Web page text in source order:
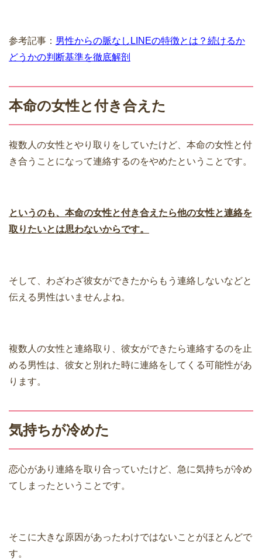
参考記事： 男性からの脈なしLINEの特徴とは？続けるか
どうかの判断基準を徹底解剖
本命の女性と付き合えた
複数人の女性とやり取りをしていたけど、本命の女性と付
き合うことになって連絡するのをやめたということです。
というのも、本命の女性と付き合えたら他の女性と連絡を
取りたいとは思わないからです。
そして、わざわざ彼女ができたからもう連絡しないなどと
伝える男性はいませんよね。
複数人の女性と連絡取り、彼女ができたら連絡するのを止
める男性は、彼女と別れた時に連絡をしてくる可能性があ
ります。
気持ちが冷めた
恋心があり連絡を取り合っていたけど、急に気持ちが冷め
てしまったということです。
そこに大きな原因があったわけではないことがほとんどで
す。